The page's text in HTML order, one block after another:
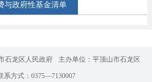
与政府性基金清单
石龙区人民政府 主办单位：平顶山市石龙区
系方式：0375—7130007